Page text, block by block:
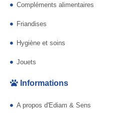
Compléments alimentaires
Friandises
Hygiène et soins
Jouets
Informations
A propos d'Ediam & Sens